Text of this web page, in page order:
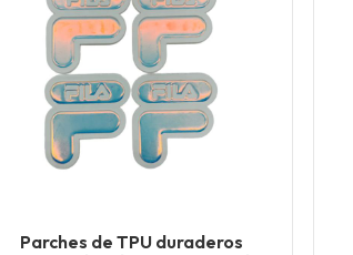
Parches de TPU duraderos